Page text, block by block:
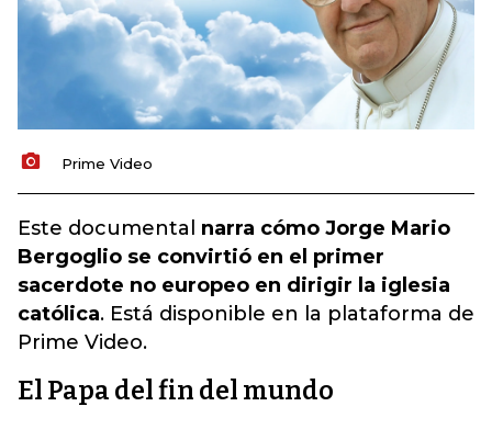
Prime Video
Este documental narra cómo Jorge Mario
Bergoglio se convirtió en el primer
sacerdote no europeo en dirigir la iglesia
católica. Está disponible en la plataforma de
Prime Video.
El Papa del fin del mundo